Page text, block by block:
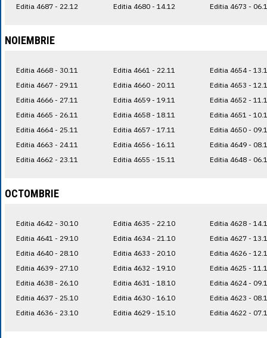
1 UAH= 0.1048
Editia 4687 - 22.12
Editia 4680 - 14.12
Editia 4673 -
NOIEMBRIE
Editia 4668 - 30.11
Editia 4667 - 29.11
Editia 4666 - 27.11
Editia 4665 - 26.11
Editia 4664 - 25.11
Editia 4663 - 24.11
Editia 4662 - 23.11
Editia 4661 - 22.11
Editia 4660 - 20.11
Editia 4659 - 19.11
Editia 4658 - 18.11
Editia 4657 - 17.11
Editia 4656 - 16.11
Editia 4655 - 15.11
Editia 4654 -
Editia 4653 -
Editia 4652 -
Editia 4651 -
Editia 4650 -
Editia 4649 -
Editia 4648 -
OCTOMBRIE
Editia 4642 - 30.10
Editia 4641 - 29.10
Editia 4640 - 28.10
Editia 4639 - 27.10
Editia 4638 - 26.10
Editia 4637 - 25.10
Editia 4636 - 23.10
Editia 4635 - 22.10
Editia 4634 - 21.10
Editia 4633 - 20.10
Editia 4632 - 19.10
Editia 4631 - 18.10
Editia 4630 - 16.10
Editia 4629 - 15.10
Editia 4628 -
Editia 4627 -
Editia 4626 -
Editia 4625 -
Editia 4624 -
Editia 4623 -
Editia 4622 -